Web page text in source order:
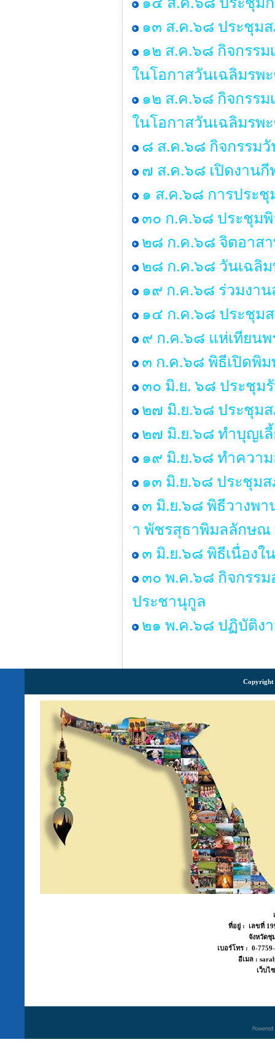
๑๓ ส.ค.๖๘ ประชุม
๑๒ ส.ค.๖๘ กิจกรรม
ในโอกาสวันเฉลิมรพ
๑๒ ส.ค.๖๘ กิจกรรม
ในโอกาสวันเฉลิมรพ
๘ ส.ค.๖๘ กิจกรรม
๗ ส.ค.๖๘ เปิดงานกี
๑ ส.ค.๖๘ การประ
๓๐ ก.ค.๖๘ ประชุม
๒๘ ก.ค.๖๘ จิตอาส
๒๘ ก.ค.๖๘ วันเฉลิม
๑๙ ก.ค.๖๘ ร่วมงา
๑๔ ก.ค.๖๘ ประชุม
๙ ก.ค.๖๘ แห่เทียน
๓ ก.ค.๖๘ พิธีเปิดพิ
๓๐ มิ.ย. ๖๘ ประชุม
๒๗ มิ.ย.๖๘ ประชุม
๒๗ มิ.ย.๖๘ ทำบุญเลี้
๑๙ มิ.ย.๖๘ ทำควา
๑๓ มิ.ย.๖๘ ประชุมส
๓ มิ.ย.๖๘ พิธีวางพา
า พัชรสุธาพิมลลักษณ
๓ มิ.ย.๖๘ พิธีเนื่องใ
๓๐ พ.ค.๖๘ กิจกรรม
ประชานุกูล
๒๑ พ.ค.๖๘ ปฏิบัติง
Copyright
ที่อยู่ : เลขที่
จังหวัด
เบอร์โทร : 0-
อีเมล :
เว็บไ